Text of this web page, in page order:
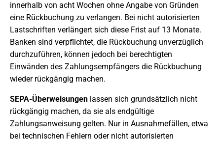
innerhalb von acht Wochen ohne Angabe von Gründen
eine Rückbuchung zu verlangen. Bei nicht autorisierten
Lastschriften verlängert sich diese Frist auf 13 Monate.
Banken sind verpflichtet, die Rückbuchung unverzüglich
durchzuführen, können jedoch bei berechtigten
Einwänden des Zahlungsempfängers die Rückbuchung
wieder rückgängig machen.
SEPA-Überweisungen lassen sich grundsätzlich nicht
rückgängig machen, da sie als endgültige
Zahlungsanweisung gelten. Nur in Ausnahmefällen, etwa
bei technischen Fehlern oder nicht autorisierten